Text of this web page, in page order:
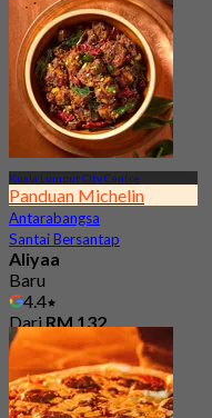
Kuala Lumpur City Centre
Panduan Michelin
Antarabangsa
Santai Bersantap
Aliyaa
Baru
4.4
Dari RM 132